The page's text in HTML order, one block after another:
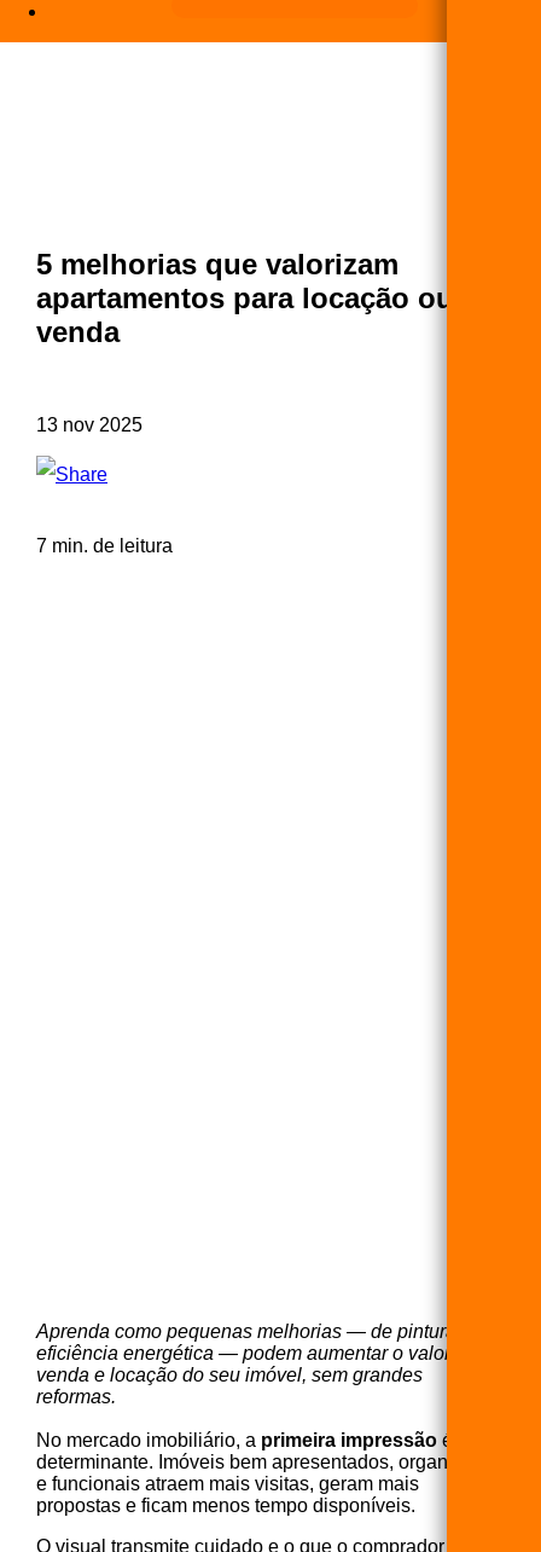
5 melhorias que valorizam
apartamentos para locação ou
venda
13 nov 2025
7 min. de leitura
Aprenda como pequenas melhorias — de pintura a
eficiência energética — podem aumentar o valor de
venda e locação do seu imóvel, sem grandes
reformas.
No mercado imobiliário, a primeira impressão é
determinante. Imóveis bem apresentados, organizados
e funcionais atraem mais visitas, geram mais
propostas e ficam menos tempo disponíveis.
O visual transmite cuidado e o que o comprador ou